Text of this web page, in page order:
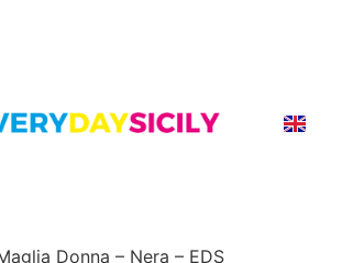
Donna – Nera – EDS